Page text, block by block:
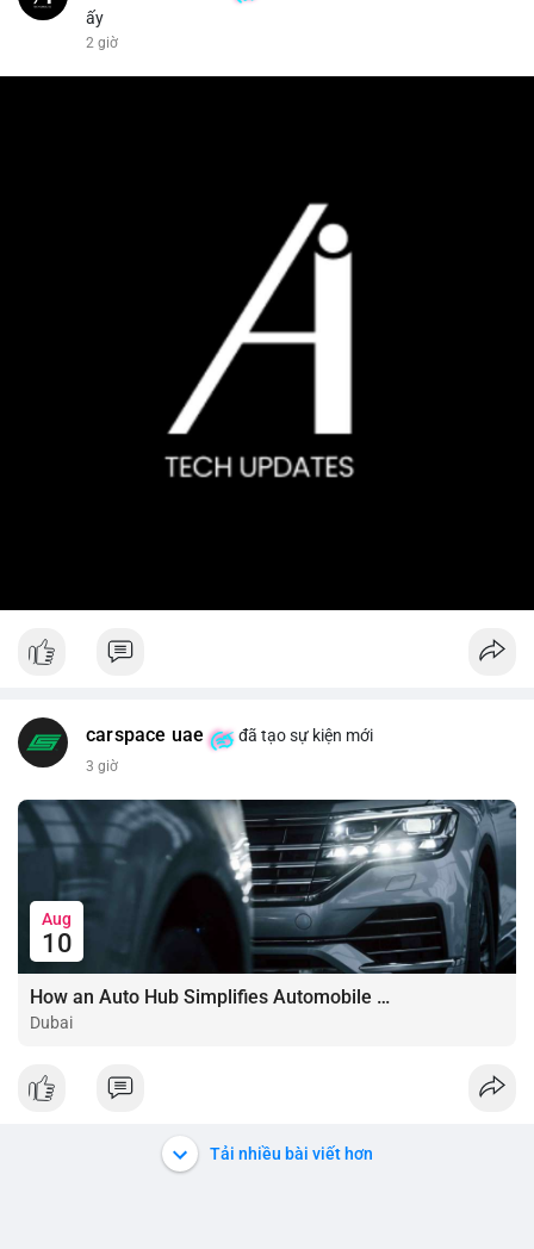
ấy
2 giờ
carspace uae đã tạo sự kiện mới
3 giờ
Aug
10
How an Auto Hub Simplifies Automobile Buying Services
Dubai
Tải nhiều bài viết hơn